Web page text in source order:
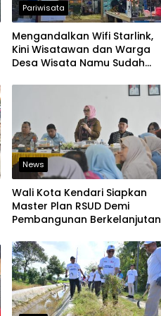
Pariwisata
Mengandalkan Wifi Starlink,
Kini Wisatawan dan Warga
Desa Wisata Namu Sudah
Digital
News
Wali Kota Kendari Siapkan
Master Plan RSUD Demi
Pembangunan Berkelanjutan